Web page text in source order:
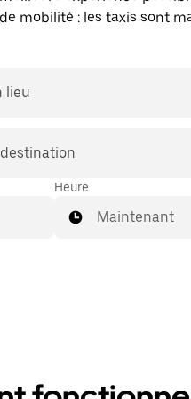
mobilité : les taxis sont
Uber Taxi : un
lieu
Heure
Maintenant